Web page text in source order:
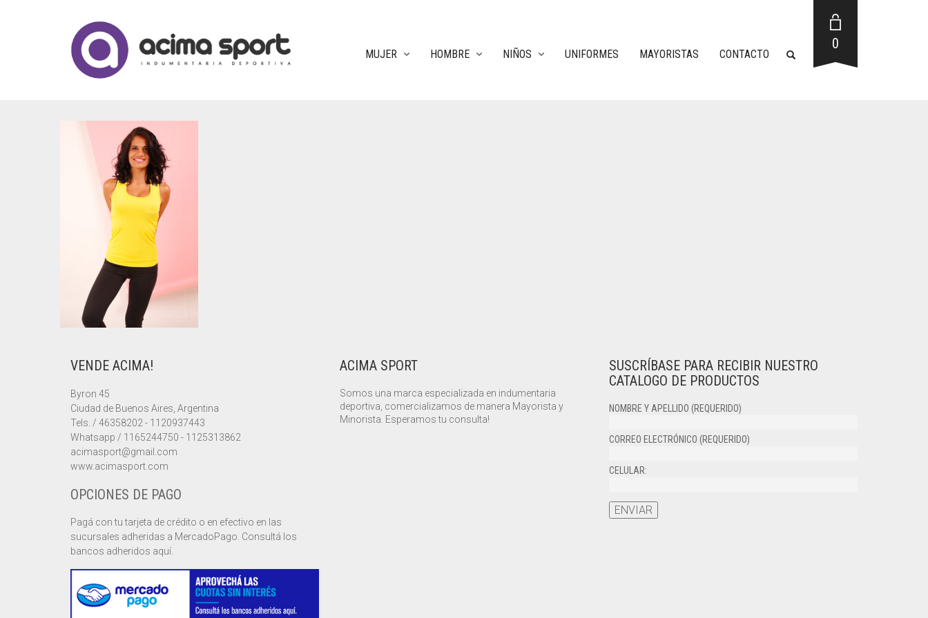
MUJER HOMBRE NIÑOS UNIFORMES MAYORISTAS CONTACTO
0
VENDE ACIMA!
Byron 45
Ciudad de Buenos Aires, Argentina
Tels. / 46358202 - 1120937443
Whatsapp / 1165244750 - 1125313862
acimasport@gmail.com
www.acimasport.com
OPCIONES DE PAGO
Pagá con tu tarjeta de crédito o en efectivo en las
sucursales adheridas a MercadoPago. Consultá los
bancos adheridos aquí.
ACIMA SPORT
Somos una marca especializada en indumentaria
deportiva, comercializamos de manera Mayorista y
Minorista. Esperamos tu consulta!
SUSCRÍBASE PARA RECIBIR NUESTRO
CATALOGO DE PRODUCTOS
NOMBRE Y APELLIDO (REQUERIDO)
CORREO ELECTRÓNICO (REQUERIDO)
CELULAR: